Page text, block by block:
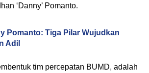
‘Danny’ Pomanto.
Pomanto: Tiga Pilar Wujudkan
Adil
tim percepatan BUMD, adalah